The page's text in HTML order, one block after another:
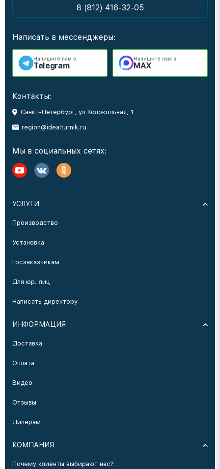
8 (812) 416-32-05
Написать в мессенджеры:
Напишите нам в
Telegram
Напишите нам в
MAX
Контакты:
Санкт-Петербург, ул Колокольная, 1
region@idealturnik.ru
Мы в социальных сетях:
УСЛУГИ
Производство
Установка
Госзаказчикам
Для юр. лиц
Написать директору
ИНФОРМАЦИЯ
Доставка
Оплата
Видео
Отзывы
Дилерам
КОМПАНИЯ
Почему клиенты выбирают нас?